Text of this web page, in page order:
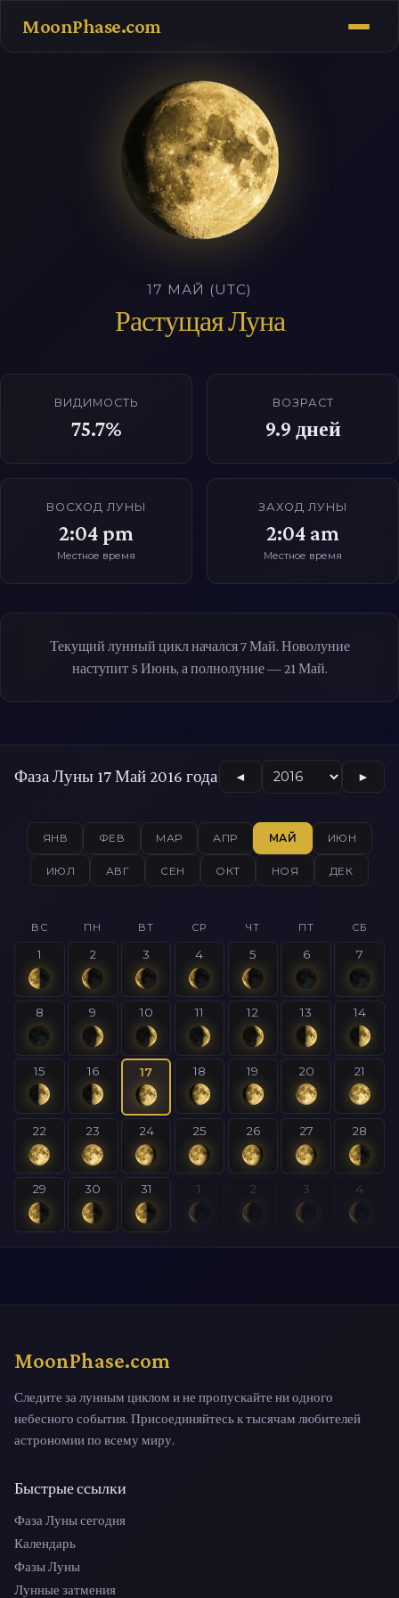
MoonPhase.com
17 МАЙ (UTC)
Растущая Луна
ВИДИМОСТЬ
75.7%
ВОЗРАСТ
9.9 дней
ВОСХОД ЛУНЫ
2:04 pm
Местное время
ЗАХОД ЛУНЫ
2:04 am
Местное время
Текущий лунный цикл начался 7 Май. Новолуние
наступит 5 Июнь, а полнолуние — 21 Май.
Фаза Луны 17 Май 2016 года ◄ ►
ЯНВ ФЕВ МАР АПР МАЙ ИЮН
ИЮЛ АВГ СЕН ОКТ НОЯ ДЕК
ВС ПН ВТ СР ЧТ ПТ СБ
1 2 3 4 5 6 7
8 9 10 11 12 13 14
15 16 17 18 19 20 21
22 23 24 25 26 27 28
29 30 31 1 2 3 4
MoonPhase.com
Следите за лунным циклом и не пропускайте ни одного
небесного события. Присоединяйтесь к тысячам любителей
астрономии по всему миру.
Быстрые ссылки
Фаза Луны сегодня
Календарь
Фазы Луны
Лунные затмения